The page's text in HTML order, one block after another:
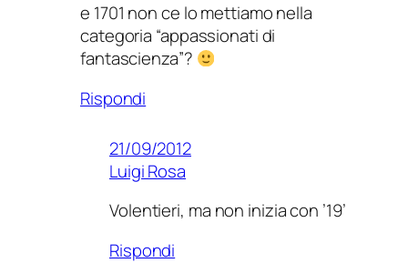
e 1701 non ce lo mettiamo nella
categoria “appassionati di
fantascienza”?
Rispondi
21/09/2012
Luigi Rosa
Volentieri, ma non inizia con ’19’
Rispondi